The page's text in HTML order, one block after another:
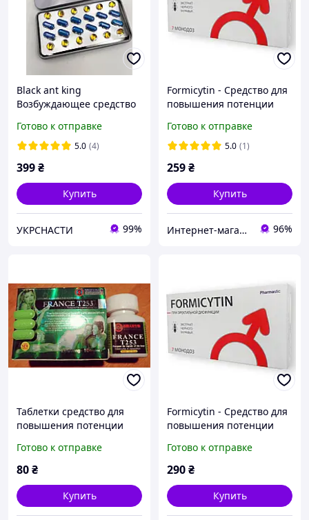
Black ant king
Возбуждающее средство
Таблетки для повышения
потенции ЧЕРНЫЙ
Готово к отправке
5.0 (4)
399₴
Купить
УКРСНАСТИ 99%
Formicytin - Средство для
повышения потенции
Натуральные средства
для эрекций Сильный
Готово к отправке
5.0 (1)
259₴
Купить
Интернет-магазин "hotdeal" 96%
Таблетки средство для
повышения потенции
10 таблеток в упаковке.
Готово к отправке
80₴
Купить
Formicytin - Средство для
повышения потенции
Готово к отправке
290₴
Купить